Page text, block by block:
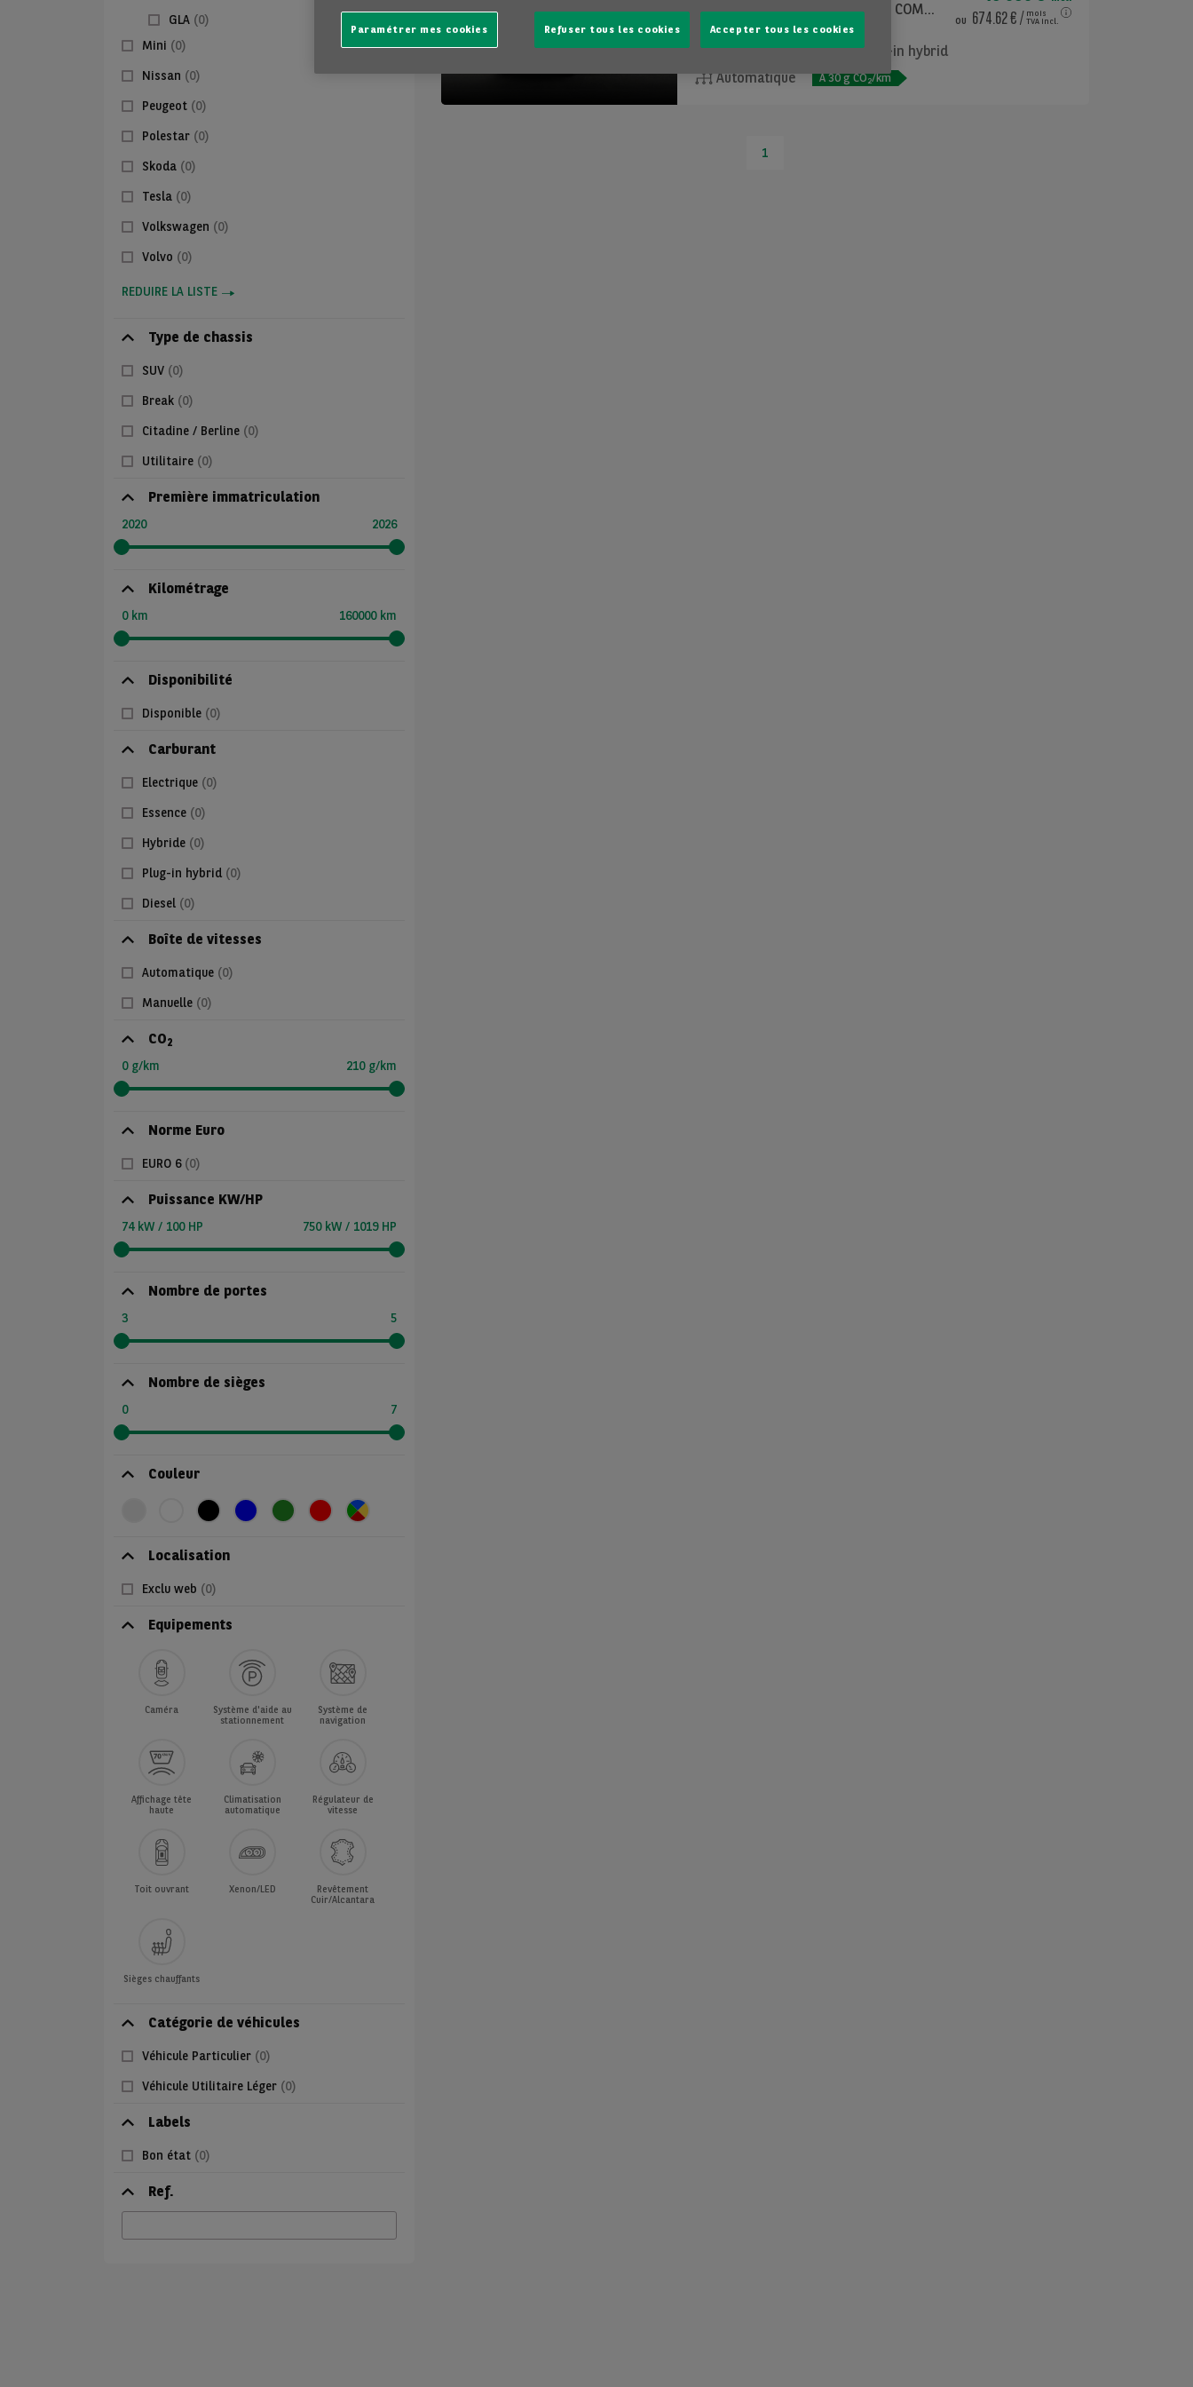
GLA (0)
Mini (0)
Nissan (0)
Peugeot (0)
Polestar (0)
Skoda (0)
Tesla (0)
Volkswagen (0)
Volvo (0)
REDUIRE LA LISTE
Type de chassis
SUV (0)
Break (0)
Citadine / Berline (0)
Utilitaire (0)
Première immatriculation
2020 2026
Kilométrage
0 km 160000 km
Disponibilité
Disponible (0)
Carburant
Electrique (0)
Essence (0)
Hybride (0)
Plug-in hybrid (0)
Diesel (0)
Boîte de vitesses
Automatique (0)
Manuelle (0)
CO2
0 g/km 210 g/km
Norme Euro
EURO 6 (0)
Puissance KW/HP
74 kW / 100 HP 750 kW / 1019 HP
Nombre de portes
3 5
Nombre de sièges
0 7
Couleur
Localisation
Exclu web (0)
Equipements
Caméra
Système d'aide au
stationnement
Système de
navigation
Affichage tête
haute
Climatisation
automatique
Régulateur de
vitesse
Toit ouvrant Xenon/LED
Revêtement
Cuir/Alcantara
Sièges chauffants
Catégorie de véhicules
Véhicule Particulier (0)
Véhicule Utilitaire Léger (0)
Labels
Bon état (0)
Ref.
SPORTBACK 1.4 45 TFSI E S LINE COMPETITION 5D
10 km 2025
Plug-in hybrid
Automatique
A 30g CO2/km
ou 674.62 €/ mois
TVA incl.
1
Paramétrer mes cookies Refuser tous les cookies Accepter tous les cookies